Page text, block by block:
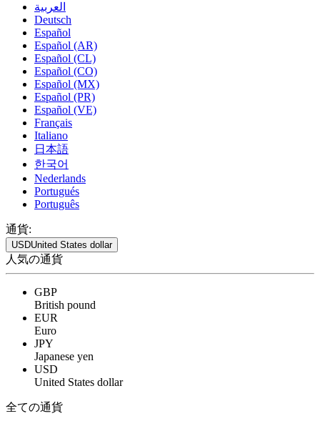
العربية
Deutsch
Español
Español (AR)
Español (CL)
Español (CO)
Español (MX)
Español (PR)
Español (VE)
Français
Italiano
日本語
한국어
Nederlands
Portugués
Português
通貨:
USDUnited States dollar
人気の通貨
GBP
British pound
EUR
Euro
JPY
Japanese yen
USD
United States dollar
全ての通貨